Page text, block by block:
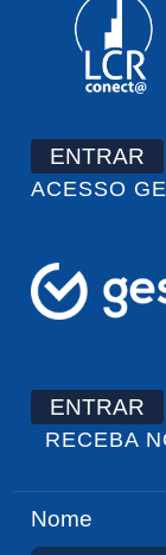
ENTRAR
ACESSO
ENTRAR
RECEBA
Nome